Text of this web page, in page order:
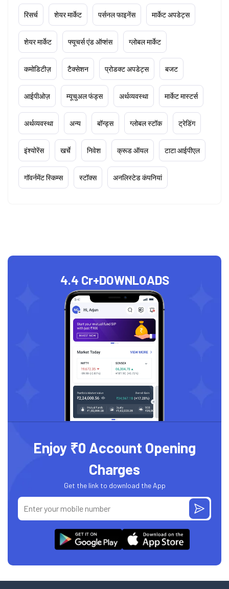
रिसर्च शेयर मार्केट पर्सनल फाइनेंस मार्केट अपडेट्स
शेयर मार्केट फ्यूचर्स एंड ऑप्शंस ग्लोबल मार्केट
कमोडिटीज़ टैक्सेशन प्रोडक्ट अपडेट्स बजट
आईपीओज़ म्यूचुअल फंड्स अर्थव्यवस्था मार्केट मास्टर्स
अर्थव्यवस्था अन्य बॉन्ड्स ग्लोबल स्टॉक ट्रेडिंग
इंश्योरेंस खर्चे निवेश क्रूड ऑयल टाटा आईपीएल
गॉवर्नमेंट स्किम्स स्टॉक्स अनलिस्टेड कंपनियां
4.4 Cr+DOWNLOADS
Enjoy ₹0 Account Opening
Charges
Get the link to download the App